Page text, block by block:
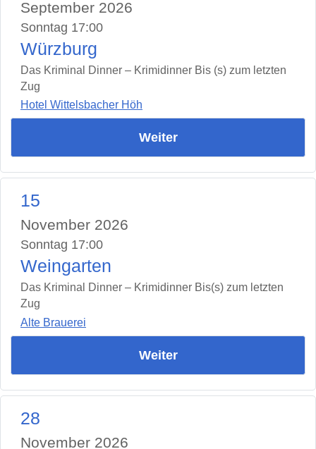
September 2026
Sonntag 17:00
Würzburg
Das Kriminal Dinner – Krimidinner Bis (s) zum letzten
Zug
Hotel Wittelsbacher Höh
Weiter
15
November 2026
Sonntag 17:00
Weingarten
Das Kriminal Dinner – Krimidinner Bis(s) zum letzten
Zug
Alte Brauerei
Weiter
28
November 2026